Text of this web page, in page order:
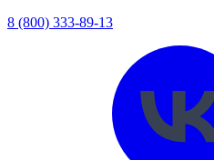
8 (800) 333-89-13